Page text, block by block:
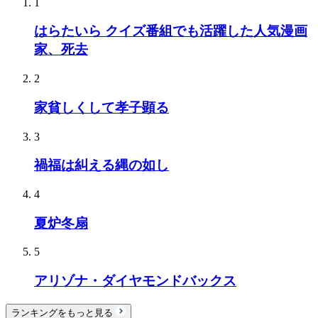
はらたいら クイズ番組でも活躍した人気漫画
家、死去
2
家貧しくして孝子顕る
3
禍福は糾える縄の如し
4
夏炉冬扇
5
アリゾナ・ダイヤモンドバックス
ランキングをもっと見る